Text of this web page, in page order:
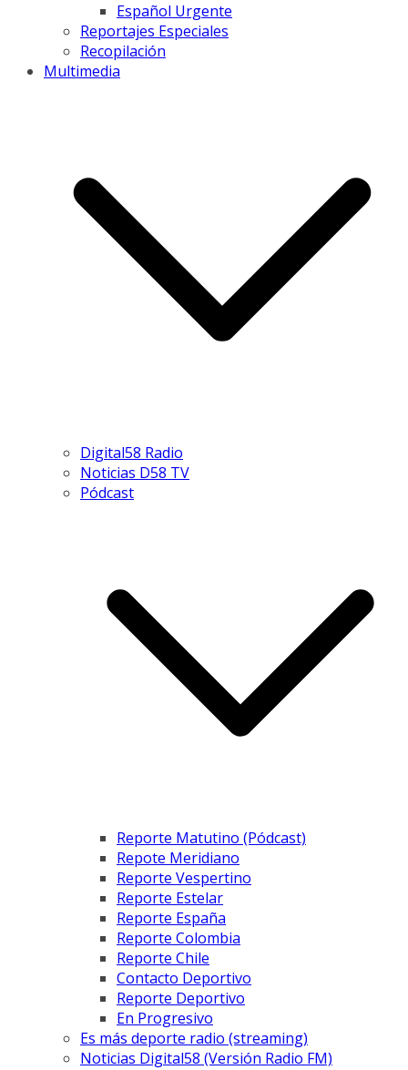
Español Urgente
Reportajes Especiales
Recopilación
Multimedia
Digital58 Radio
Noticias D58 TV
Pódcast
Reporte Matutino (Pódcast)
Repote Meridiano
Reporte Vespertino
Reporte Estelar
Reporte España
Reporte Colombia
Reporte Chile
Contacto Deportivo
Reporte Deportivo
En Progresivo
Es más deporte radio (streaming)
Noticias Digital58 (Versión Radio FM)